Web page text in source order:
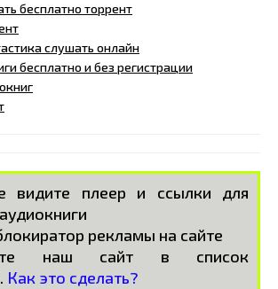
бесплатно торрент
слушать онлайн
бесплатно и без регистрации
видите плеер и ссылки для
рекламы на сайте
наш сайт в список
Как это сделать?